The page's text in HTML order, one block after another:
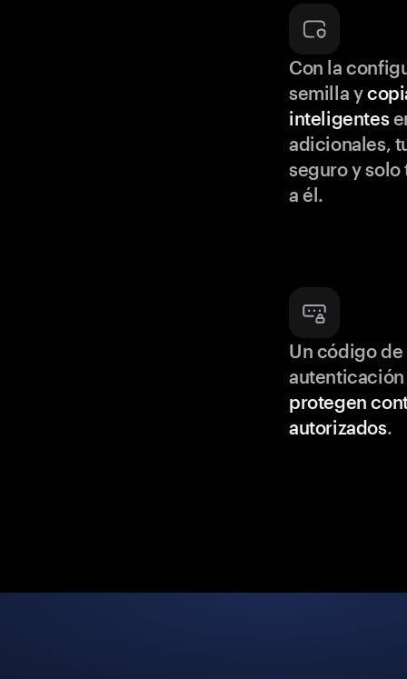
Con la
semilla y
inteligentes
adicionales,
seguro y
a él.
Un código de
protegen
autorizados.